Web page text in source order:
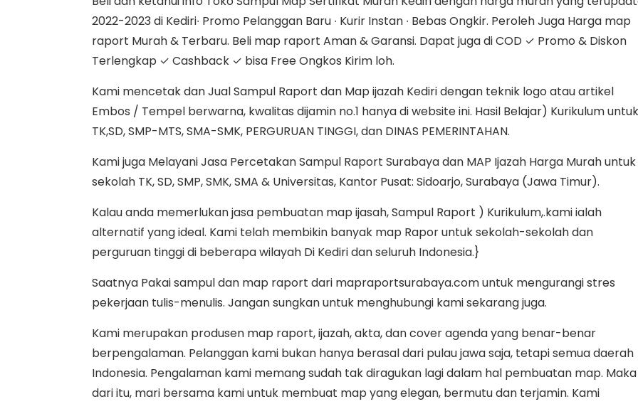
2022-2023 di Kediri∙ Promo Pelanggan Baru ∙ Kurir Instan ∙ Bebas Ongkir. Peroleh Juga Harga map
raport Murah & Terbaru. Beli map raport Aman & Garansi. Dapat juga di COD ✓ Promo & Diskon
Terlengkap ✓ Cashback ✓ bisa Free Ongkos Kirim loh.
Kami mencetak dan Jual Sampul Raport dan Map ijazah Kediri dengan teknik logo atau artikel
Embos / Tempel berwarna, kwalitas dijamin no.1 hanya di website ini. Hasil Belajar) Kurikulum untuk
TK,SD, SMP-MTS, SMA-SMK, PERGURUAN TINGGI, dan DINAS PEMERINTAHAN.
Kami juga Melayani Jasa Percetakan Sampul Raport Surabaya dan MAP Ijazah Harga Murah untuk
sekolah TK, SD, SMP, SMK, SMA & Universitas, Kantor Pusat: Sidoarjo, Surabaya (Jawa Timur).
Kalau anda memerlukan jasa pembuatan map ijasah, Sampul Raport ) Kurikulum,.kami ialah
alternatif yang ideal. Kami telah membikin banyak map Rapor untuk sekolah-sekolah dan
perguruan tinggi di beberapa wilayah Di Kediri dan seluruh Indonesia.}
Saatnya Pakai sampul dan map raport dari mapraportsurabaya.com untuk mengurangi stres
pekerjaan tulis-menulis. Jangan sungkan untuk menghubungi kami sekarang juga.
Kami merupakan produsen map raport, ijazah, akta, dan cover agenda yang benar-benar
berpengalaman. Pelanggan kami bukan hanya berasal dari pulau jawa saja, tetapi semua daerah
Indonesia. Pengalaman kami memang sudah tak diragukan lagi dalam hal pembuatan map. Maka
dari itu, mari bersama kami untuk membuat map yang elegan, bermutu dan terjamin. Kami